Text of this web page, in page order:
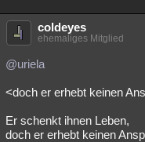
coldeyes
ehemaliges Mitglied
@uriela
<doch er erhebt keinen
Er schenkt ihnen Leben,
doch er erhebt keinen